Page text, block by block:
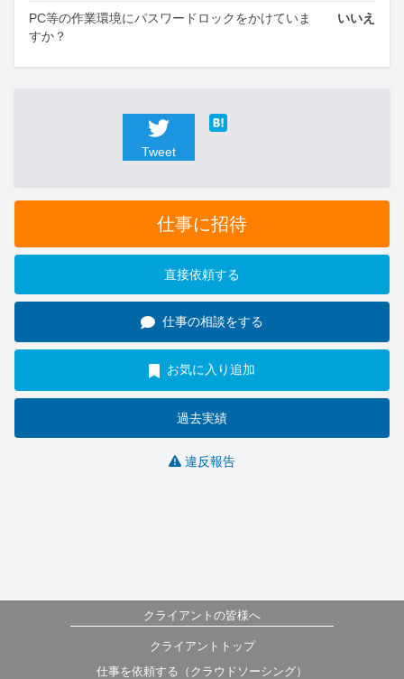
PC等の作業環境にパスワードロックをかけていま
すか？
いいえ
Tweet
仕事に招待
直接依頼する
仕事の相談をする
お気に入り追加
過去実績
違反報告
クライアントの皆様へ
クライアントトップ
仕事を依頼する（クラウドソーシング）